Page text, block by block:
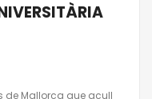
de Mallorca que acull